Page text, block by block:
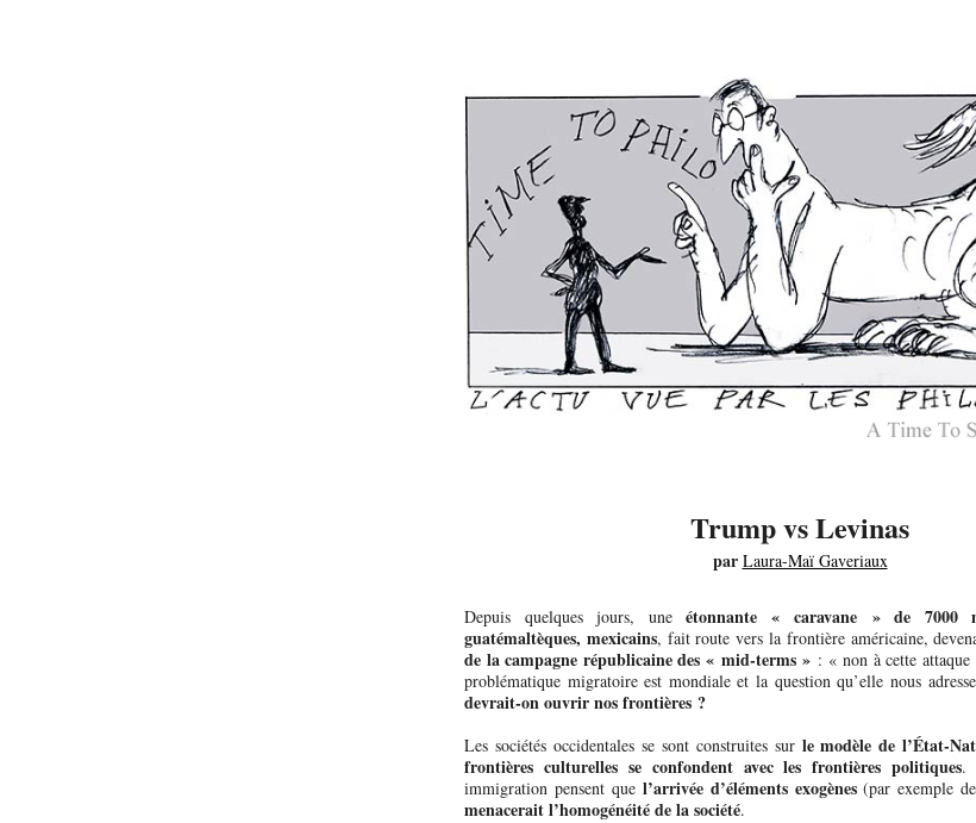
Trump vs Levinas
par Laura-Maï Gaveriaux
Depuis quelques jours, uneétonnante « caravane » de 7000
guatémaltèques, mexicains, fait route vers la frontière américaine,
de la campagne républicaine des « mid-terms » : « non à cette
problématique migratoire est mondiale et la question qu’elle nous
devrait-on ouvrir nos frontières ?
Les sociétés occidentales se sont construites sur le modèle de l’État-
frontières culturelles se confondent avec les frontières politiques.
immigration pensent que l’arrivée d’éléments exogènes(par exemple
menacerait l’homogénéité de la société.